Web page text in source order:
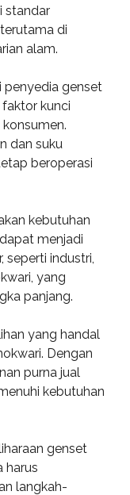
standar
di
alam.
penyedia genset
kunci
dan suku
beroperasi
kebutuhan
menjadi
seperti industri,
yang
panjang.
yang handal
Dengan
purna jual
kebutuhan
genset
harus
langkah-